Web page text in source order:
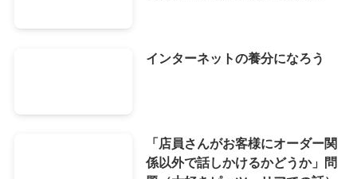
インターネットの養分になろう
「店員さんがお客様にオーダー関
係以外で話しかけるかどうか」問